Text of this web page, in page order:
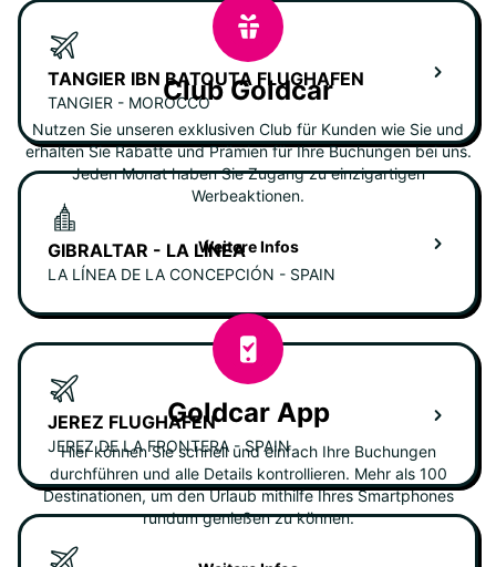
TANGIER IBN BATOUTA FLUGHAFEN
TANGIER - MOROCCO
GIBRALTAR - LA LÍNEA
LA LÍNEA DE LA CONCEPCIÓN - SPAIN
JEREZ FLUGHAFEN
JEREZ DE LA FRONTERA - SPAIN
Club Goldcar
Nutzen Sie unseren exklusiven Club für Kunden wie Sie und
erhalten Sie Rabatte und Prämien für Ihre Buchungen bei uns.
Jeden Monat haben Sie Zugang zu einzigartigen
Werbeaktionen.
Weitere Infos
Goldcar App
Hier können Sie schnell und einfach Ihre Buchungen
durchführen und alle Details kontrollieren. Mehr als 100
Destinationen, um den Urlaub mithilfe Ihres Smartphones
rundum genießen zu können.